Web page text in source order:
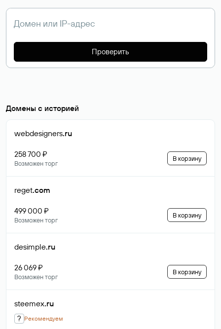
Проверить
Домены с историей
webdesigners.ru
258 700 ₽
Возможен торг
В корзину
reget.com
499 000 ₽
Возможен торг
В корзину
desimple.ru
26 069 ₽
Возможен торг
В корзину
steemex.ru
? Рекомендуем